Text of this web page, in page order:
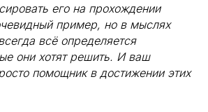
его на прохождении
пример, но в мыслях
всё определяется
они хотят решить. И ваш
помощник в достижении этих